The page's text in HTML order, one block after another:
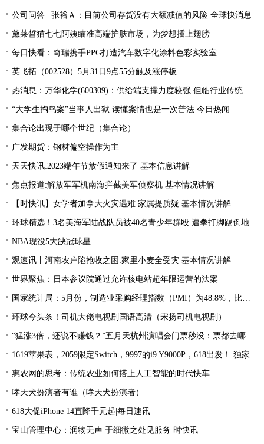
公司问答 | 张裕Ａ：目前公司存货没有大额减值的风险 全球快消息
黛莱皙猫七七阿姨瞄准高端护肤市场，为梦想插上翅膀
每日快看：奇瑞携手PPG打造汽车数字化涂料色彩实验室
英飞拓（002528）5月31日9点55分触及涨停板
热消息：万华化学(600309)：供给端支撑力度较强 但临行业传统淡季 MDI价格稳中向上
“大学生掏鸟案”当事人出狱 读懂案情也是一次普法 今日热闻
集合论出现于哪个世纪（集合论）
广发期货：钢材偏空操作为主
天天快讯:2023端午节放假通知来了 基本信息讲解
焦点报道:解放军军机南海拦截美军侦察机 基本情况讲解
【时快讯】女学者加拿大火灾遇难 家属提质疑 基本情况讲解
环球精选！3名美海军陆战队员被40名青少年群殴 遭拳打脚踢倒地不起
NBA现役5大缺冠球星
观速讯丨河南农户陷抢收之困:家里小麦全受灾 基本情况讲解
世界聚焦：日本参议院通过允许核电站超年限运营的法案
国家统计局：5月份，制造业采购经理指数（PMI）为48.8%，比上月下降0.4个百分点，低于临界点，制造业景气水平小幅回落
环球今头条！司机大佬电视剧国语高清（宋扬司机电视剧）
“猛涨3倍，还说不赚钱？”五月天杭州演唱会门票秒没：票都去哪了？
1619苹果表，2059限定Switch，9997的i9 Y9000P，618出发！ 独家
惠农网的思考：传统农业如何搭上人工智能的时代快车
哮天犬扮演者有谁（哮天犬扮演者）
618大促iPhone 14直降千元起|每日速讯
宝山管理中心：润物无声 于细微之处见服务 时快讯